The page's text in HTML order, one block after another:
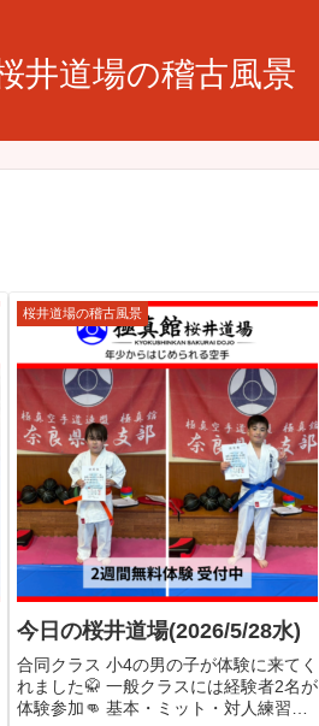
井道場の稽古風景
桜井道場の稽古風景
今日の桜井道場(2026/5/28水)
合同クラス 小4の男の子が体験に来てく
れました🥋 一般クラスには経験者2名が
体験参加👊 基本・ミット・対人練習な